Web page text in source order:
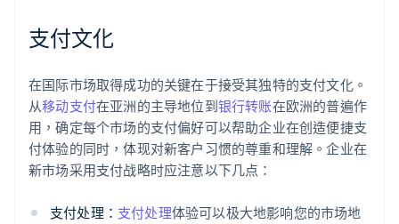
支付文化
在国际市场取得成功的关键在于接受其独特的支付文化。
从移动支付在亚洲的主导地位到银行转账在欧洲的普遍作
用，确定每个市场的支付偏好可以帮助企业在创造便捷支
付体验的同时，体现对新客户习惯的尊重和理解。企业在
新市场采用支付战略时应注意以下几点：
支付处理： 支付处理体验可以极大地影响您的市场地